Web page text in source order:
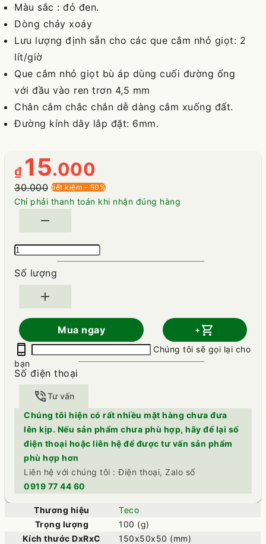
Màu sắc : đỏ đen.
Dòng chảy xoáy
Lưu lượng định sẵn cho các que cắm nhỏ giọt: 2
lít/giờ
Que cắm nhỏ giọt bù áp dùng cuối đường ống
với đầu vào ren trơn 4,5 mm
Chân cắm chắc chắn dễ dàng cắm xuống đất.
Đường kính dây lắp đặt: 6mm.
₫ 15.000
30.000 tiết kiệm - 50%
Chỉ phải thanh toán khi nhận đúng hàng
remove
Số lượng
add
Mua ngay + shopping_cart
phone_iphone
Số điện thoại
Chúng tôi sẽ gọi lại cho
bạn
phone_in_talkTư vấn
Chúng tôi hiện có rất nhiều mặt hàng chưa đưa
lên kịp. Nếu sản phẩm chưa phù hợp, hãy để lại số
điện thoại hoặc liên hệ để được tư vấn sản phẩm
phù hợp hơn
Liên hệ với chúng tôi : Điện thoại, Zalo số
0919 77 44 60
Thương hiệu
Teco
Trọng lượng
100 (g)
Kích thước DxRxC
150x50x50 (mm)